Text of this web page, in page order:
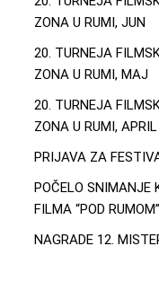
ZONA U RUMI, JUN
20. TURNEJA
ZONA U RUMI, MAJ
20. TURNEJA
ZONA U RUMI, APRIL
PRIJAVA ZA
POČELO SNIMANJE
FILMA “POD RUMOM”
NAGRADE 12.